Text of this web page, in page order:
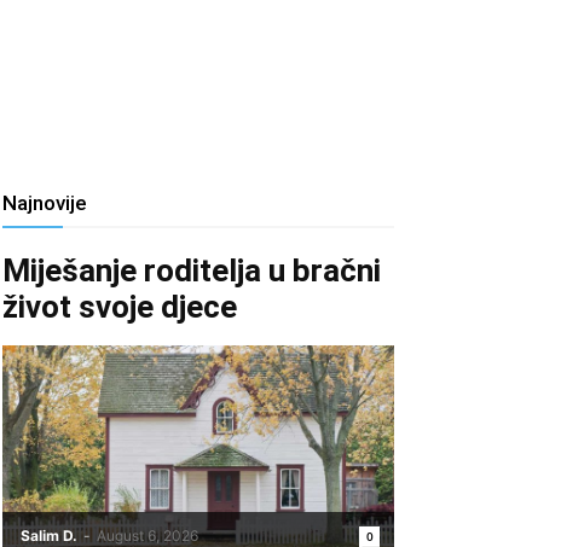
Najnovije
Miješanje roditelja u bračni
život svoje djece
Salim D. - August 6, 2026 0